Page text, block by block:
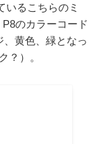
いるこちらのミ
のカラーコード
黄色、緑となっ
？）。